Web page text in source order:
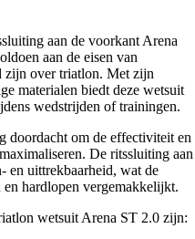
aan de voorkant Arena
aan de eisen van
zijn over triatlon. Met zijn
materialen biedt deze wetsuit
wedstrijden of trainingen.
doordacht om de effectiviteit en
De ritssluiting aan
en uittrekbaarheid, wat de
en hardlopen vergemakkelijkt.
wetsuit Arena ST 2.0 zijn: